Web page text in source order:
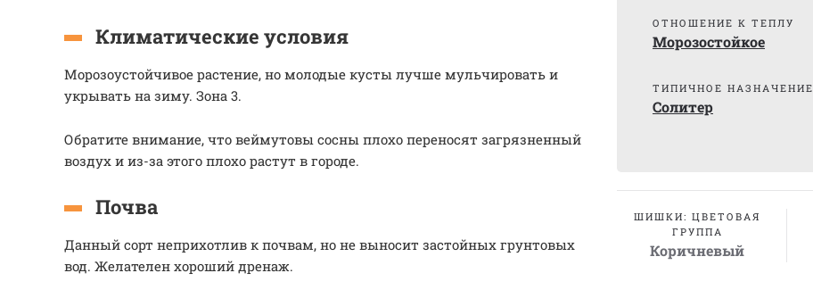
Климатические условия
Морозоустойчивое растение, но молодые кусты лучше мульчировать и
укрывать на зиму. Зона 3.
Обратите внимание, что веймутовы сосны плохо переносят загрязненный
воздух и из-за этого плохо растут в городе.
Почва
Данный сорт неприхотлив к почвам, но не выносит застойных грунтовых
вод. Желателен хороший дренаж.
ОТНОШЕНИЕ К ТЕПЛУ
Морозостойкое
ТИПИЧНОЕ НАЗНАЧЕНИЕ
Солитер
ШИШКИ: ЦВЕТОВАЯ
ГРУППА
Коричневый